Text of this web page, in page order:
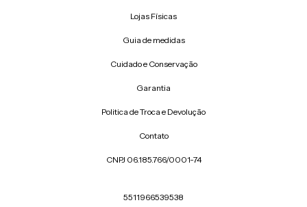
Lojas Físicas
Guia de medidas
Cuidado e Conservação
Garantia
Politica de Troca e Devolução
Contato
CNPJ 06.185.766/0001-74
5511966539538